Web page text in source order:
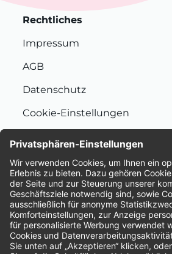
Rechtliches
Impressum
AGB
Datenschutz
Cookie-Einstellungen
Bewertungen